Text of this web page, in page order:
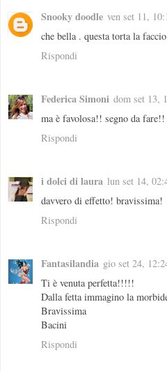
Snooky doodle ven set 11,
che bella . questa torta la
Rispondi
Federica Simoni dom set 13,
ma è favolosa!! segno da fare!!
Rispondi
i dolci di laura lun set 14,
davvero di effetto! bravissima!
Rispondi
Fantasilandia gio set 24,
Ti è venuta perfetta!!!!!
Dalla fetta immagino la
Bravissima
Bacini
Rispondi